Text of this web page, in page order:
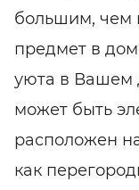
большим, чем
предмет в
уюта в Вашем
может быть
расположен
как